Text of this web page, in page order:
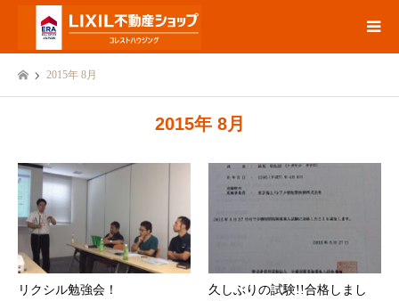
2015年 8月
2015年 8月
リクシル勉強会！
久しぶりの試験!!合格しまし